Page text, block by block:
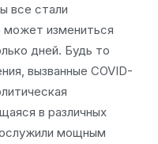
все стали
может измениться
дней. Будь то
вызванные COVID-
в различных
мощным